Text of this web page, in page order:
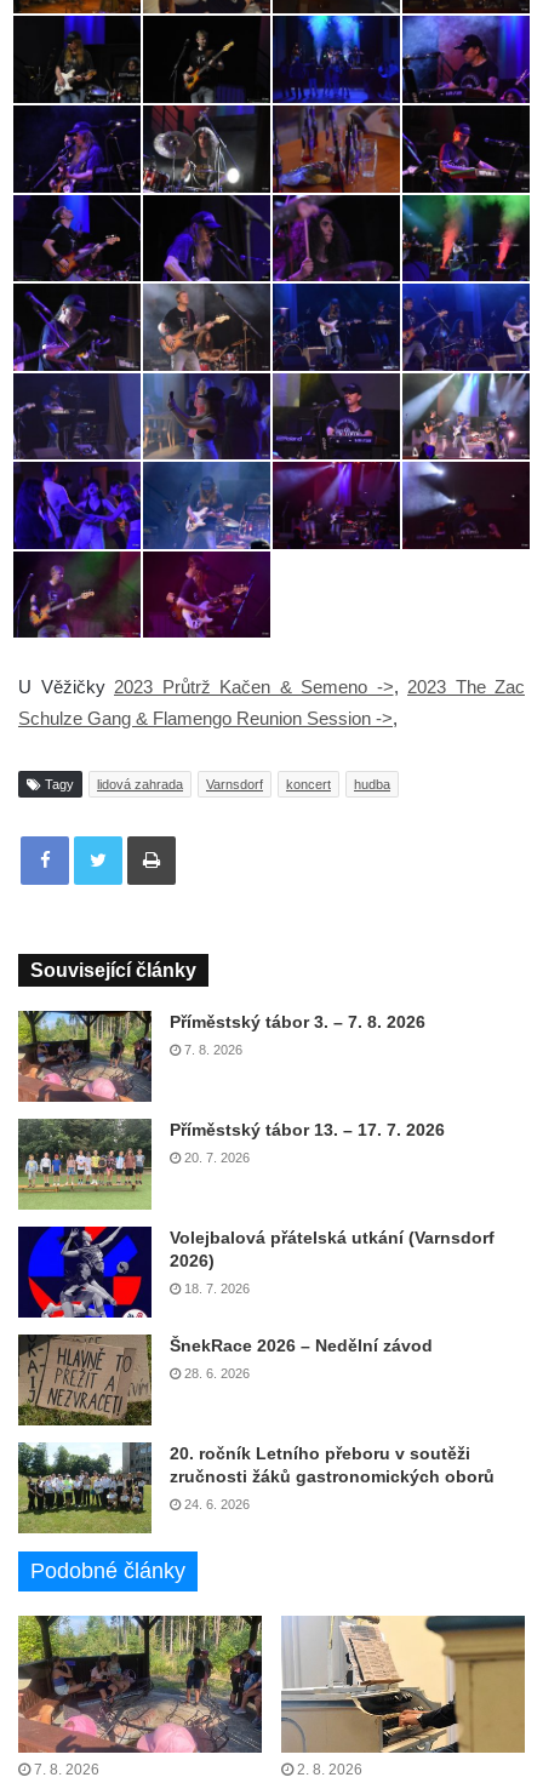
U Věžičky 2023 Průtrž Kačen & Semeno ->, 2023 The Zac
Schulze Gang & Flamengo Reunion Session ->,
Tagy lidová zahrada Varnsdorf koncert hudba
Tisknout
Související články
Příměstský tábor 3. – 7. 8. 2026
7. 8. 2026
Příměstský tábor 13. – 17. 7. 2026
20. 7. 2026
Volejbalová přátelská utkání (Varnsdorf
2026)
18. 7. 2026
ŠnekRace 2026 – Nedělní závod
28. 6. 2026
20. ročník Letního přeboru v soutěži
zručnosti žáků gastronomických oborů
24. 6. 2026
Podobné články
7. 8. 2026 2. 8. 2026